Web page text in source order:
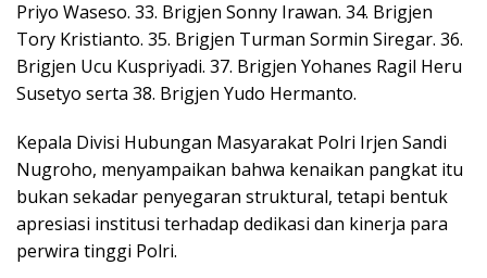
Priyo Waseso. 33. Brigjen Sonny Irawan. 34. Brigjen
Tory Kristianto. 35. Brigjen Turman Sormin Siregar. 36.
Brigjen Ucu Kuspriyadi. 37. Brigjen Yohanes Ragil Heru
Susetyo serta 38. Brigjen Yudo Hermanto.
Kepala Divisi Hubungan Masyarakat Polri Irjen Sandi
Nugroho, menyampaikan bahwa kenaikan pangkat itu
bukan sekadar penyegaran struktural, tetapi bentuk
apresiasi institusi terhadap dedikasi dan kinerja para
perwira tinggi Polri.